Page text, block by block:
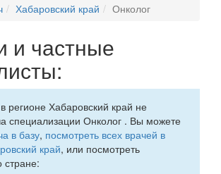
Хабаровский край Онколог
и частные
регионе Хабаровский край не
специализации Онколог . Вы можете
в базу, посмотреть всех врачей в
край, или посмотреть
стране: